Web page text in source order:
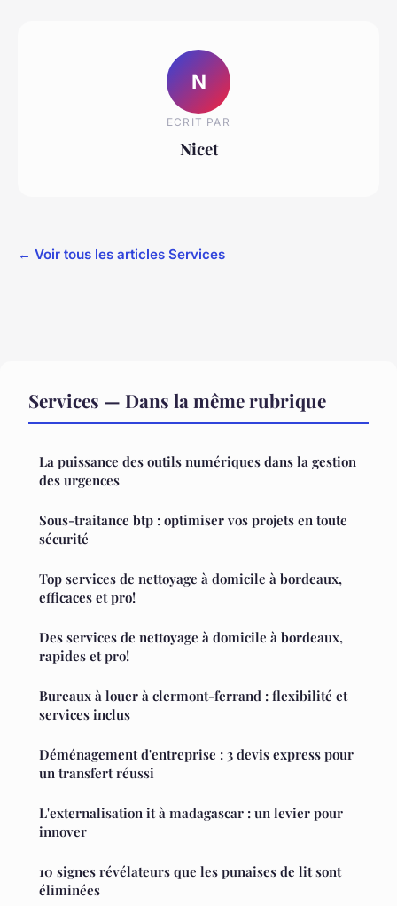
N
ECRIT PAR
Nicet
← Voir tous les articles Services
Services — Dans la même rubrique
La puissance des outils numériques dans la gestion
des urgences
Sous-traitance btp : optimiser vos projets en toute
sécurité
Top services de nettoyage à domicile à bordeaux,
efficaces et pro!
Des services de nettoyage à domicile à bordeaux,
rapides et pro!
Bureaux à louer à clermont-ferrand : flexibilité et
services inclus
Déménagement d'entreprise : 3 devis express pour
un transfert réussi
L'externalisation it à madagascar : un levier pour
innover
10 signes révélateurs que les punaises de lit sont
éliminées